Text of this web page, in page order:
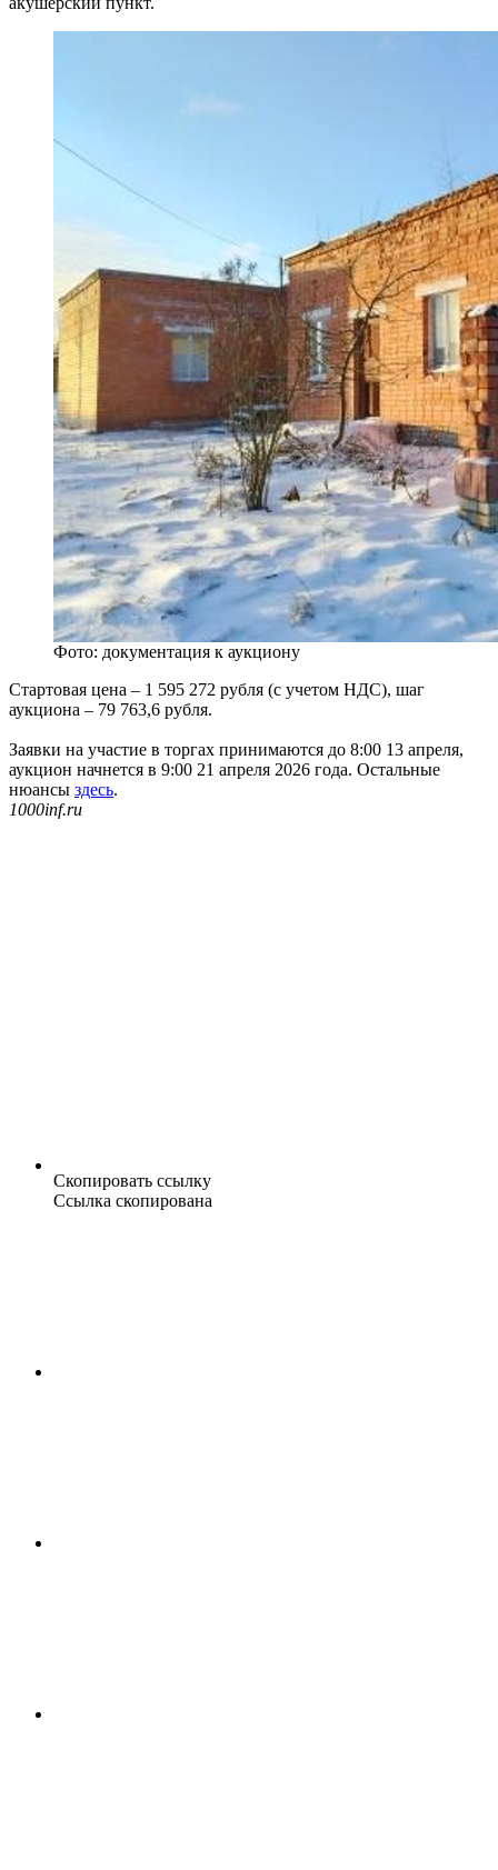
Фото: документация к аукциону
Стартовая цена – 1 595 272 рубля (с учетом НДС), шаг
аукциона – 79 763,6 рубля.
Заявки на участие в торгах принимаются до 8:00 13 апреля,
аукцион начнется в 9:00 21 апреля 2026 года. Остальные
нюансы здесь.
1000inf.ru
Скопировать ссылку
Ссылка скопирована